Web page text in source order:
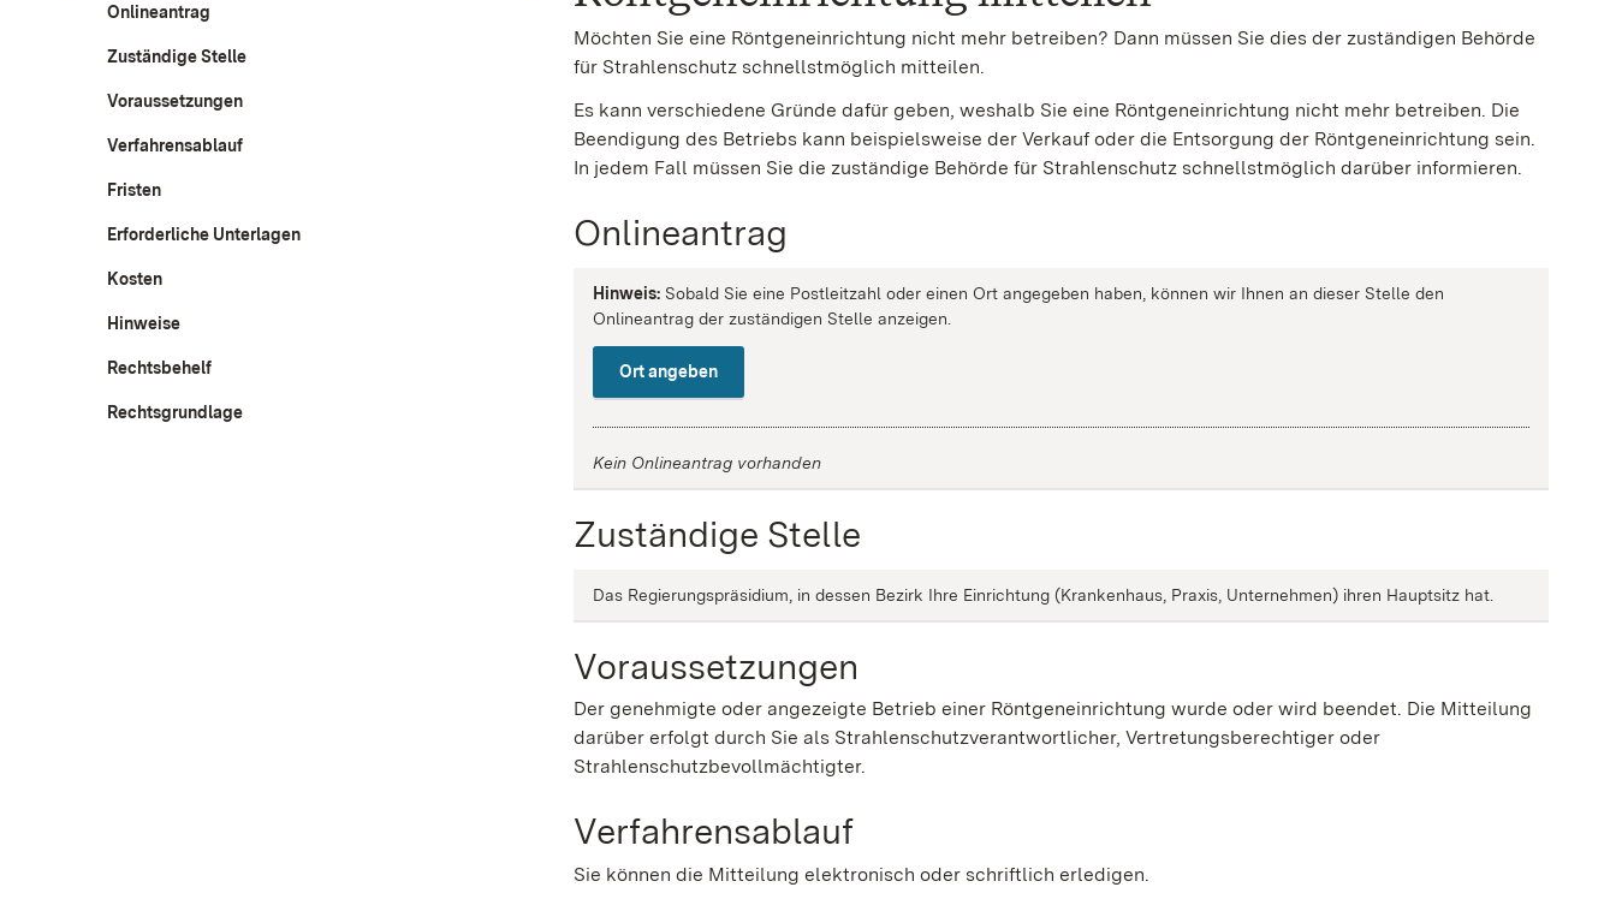
Onlineantrag
Zuständige Stelle
Voraussetzungen
Verfahrensablauf
Fristen
Erforderliche Unterlagen
Kosten
Hinweise
Rechtsbehelf
Rechtsgrundlage
Möchten Sie eine Röntgeneinrichtung nicht mehr betreiben? Dann müssen Sie dies der zuständigen Behörde
für Strahlenschutz schnellstmöglich mitteilen.
Es kann verschiedene Gründe dafür geben, weshalb Sie eine Röntgeneinrichtung nicht mehr betreiben. Die
Beendigung des Betriebs kann beispielsweise der Verkauf oder die Entsorgung der Röntgeneinrichtung sein.
In jedem Fall müssen Sie die zuständige Behörde für Strahlenschutz schnellstmöglich darüber informieren.
Onlineantrag
Hinweis: Sobald Sie eine Postleitzahl oder einen Ort angegeben haben, können wir Ihnen an dieser Stelle den
Onlineantrag der zuständigen Stelle anzeigen.
Ort angeben
Kein Onlineantrag vorhanden
Zuständige Stelle
Das Regierungspräsidium, in dessen Bezirk Ihre Einrichtung (Krankenhaus, Praxis, Unternehmen) ihren Hauptsitz hat.
Voraussetzungen
Der genehmigte oder angezeigte Betrieb einer Röntgeneinrichtung wurde oder wird beendet. Die Mitteilung
darüber erfolgt durch Sie als Strahlenschutzverantwortlicher, Vertretungsberechtiger oder
Strahlenschutzbevollmächtigter.
Verfahrensablauf
Sie können die Mitteilung elektronisch oder schriftlich erledigen.